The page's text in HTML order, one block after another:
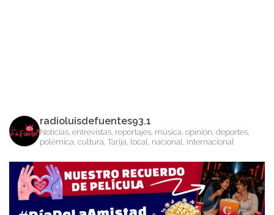
radioluisdefuentes93.1
Noticias, entrevistas, reportajes, música, opinión, deportes,
polémica, cultura, Tarija, local, nacional, internacional